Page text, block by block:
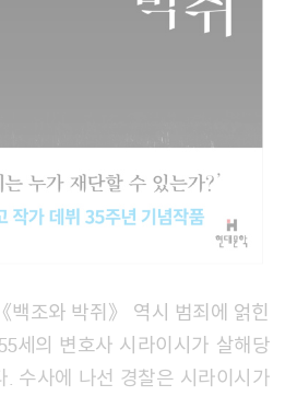
백조와 박쥐》 역시 범죄에 얽힌
세의 변호사 시라이시가 살해당
. 수사에 나선 경찰은 시라이시가